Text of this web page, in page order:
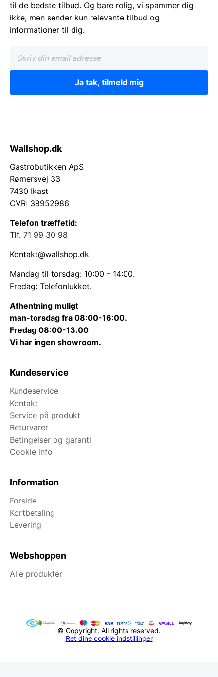
til de bedste tilbud. Og bare rolig, vi spammer dig
ikke, men sender kun relevante tilbud og
informationer til dig.
Ja tak, tilmeld mig
Wallshop.dk
Gastrobutikken ApS
Rømersvej 33
7430 Ikast
CVR: 38952986
Telefon træffetid:
Tlf. 71 99 30 98
Kontakt@wallshop.dk
Mandag til torsdag: 10:00 – 14:00.
Fredag: Telefonlukket.
Afhentning muligt
man-torsdag fra 08:00-16:00.
Fredag 08:00-13.00
Vi har ingen showroom.
Kundeservice
Kundeservice
Kontakt
Service på produkt
Returvarer
Betingelser og garanti
Cookie info
Information
Forside
Kortbetaling
Levering
Webshoppen
Alle produkter
© Copyright. All rights reserved.
Ret dine cookie indstillinger